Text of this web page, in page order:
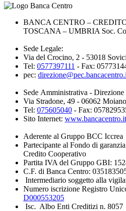
BANCA CENTRO –
TOSCANA – UMBRIA Soc.
Sede Legale:
Via del Crocino, 2 - 53018
Tel: 0577397111 - Fax:
pec:
Sede Amministrativa - Direzione
Via Stradone, 49 - 06062
Tel: 075605040 - Fax:
Sito Internet: www.bancacentro.it
Aderente al Gruppo BCC Iccrea
Partecipante al Fondo di
Credito Cooperativo
Partita IVA del Gruppo GBI:
C.F. di Banca Centro:
Intermediario soggetto alla
Numero iscrizione Registro
D000553205
Isc. Albo Enti Creditizi n. 8057